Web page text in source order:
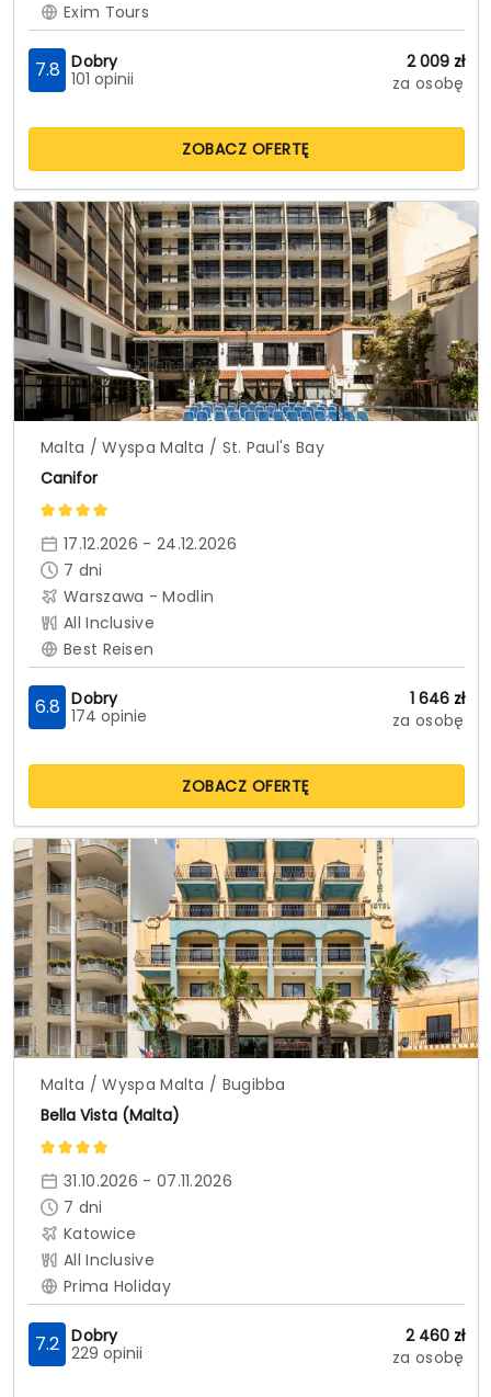
Exim Tours
Dobry
101 opinii
7.8 2 009 zł
za osobę
ZOBACZ OFERTĘ
Malta / Wyspa Malta / St. Paul's Bay
Canifor
17.12.2026 - 24.12.2026
7 dni
Warszawa - Modlin
All Inclusive
Best Reisen
Dobry
174 opinie
6.8 1 646 zł
za osobę
ZOBACZ OFERTĘ
Malta / Wyspa Malta / Bugibba
Bella Vista (Malta)
31.10.2026 - 07.11.2026
7 dni
Katowice
All Inclusive
Prima Holiday
Dobry
229 opinii
7.2 2 460 zł
za osobę